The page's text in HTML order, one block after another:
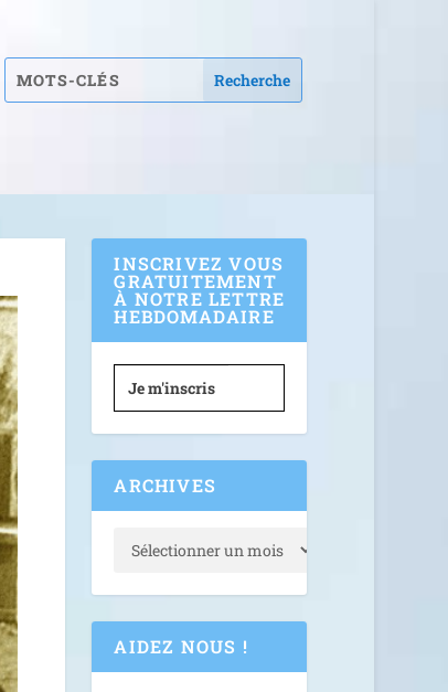
INSCRIVEZ VOUS
GRATUITEMENT
À NOTRE LETTRE
HEBDOMADAIRE
Je m'inscris
ARCHIVES
AIDEZ NOUS !